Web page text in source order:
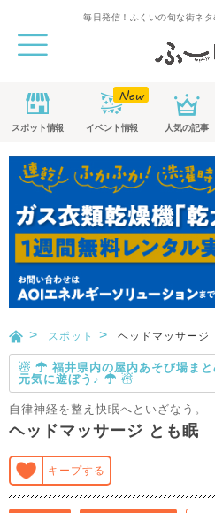
毎日発信！ふくいの旬な街ネ
スポット情報 イベント情報 人気の記事
スポット ヘッドマッサージ
☃ ☂ 福井県内の屋内あそび場まと
元気に遊ぼう♪ ☂ ☃
自律神経を整え快眠へといざなう。
ヘッドマッサージ とも眠
キープする